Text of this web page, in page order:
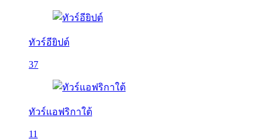
ทัวร์อียิปต์
37
ทัวร์แอฟริกาใต้
11